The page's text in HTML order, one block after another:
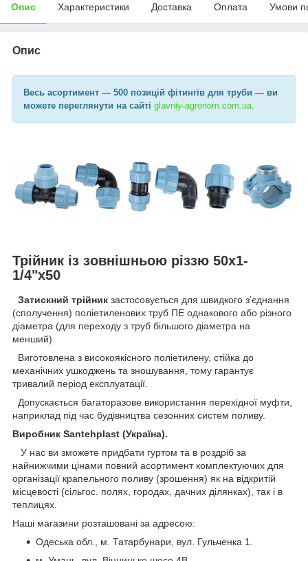
Опис Характеристики Доставка Оплата Умови
Опис
Весь асортимент — 500 позицій фітингів для труби — ви
можете переглянути на сайті glavniy-agronom.com.ua​
Трійник із зовнішньою різзю 50х1-
1/4"х50
Затискний трійник застосовується для швидкого зʼєднання
(сполучення) поліетиленових труб ПЕ однакового або різного
діаметра (для переходу з труб більшого діаметра на
менший).
Виготовлена з високоякісного поліетилену, стійка до
механічних ушкоджень та зношування, тому гарантує
тривалий період експлуатації.
Допускається багаторазове використання перехідної муфти,
наприклад під час будівництва сезонних систем поливу.
Виробник Santehplast (Україна).
У нас ви зможете придбати гуртом та в роздріб за
найнижчими цінами повний асортимент комплектуючих для
організації крапельного поливу (зрошення) як на відкритій
місцевості (сільгос. полях, городах, дачних ділянках), так і в
теплицях.
Наші магазини розташовані за адресою:
Одеська обл., м. Татарбунари, вул. Гульченка 1.